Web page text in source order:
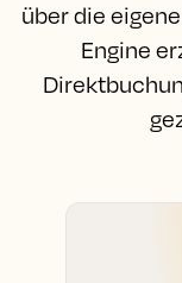
über die
Engine